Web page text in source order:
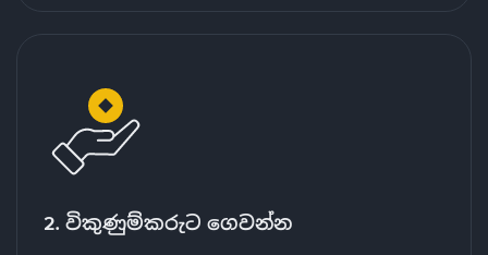
2. විකුණුම්කරුට ගෙවන්න